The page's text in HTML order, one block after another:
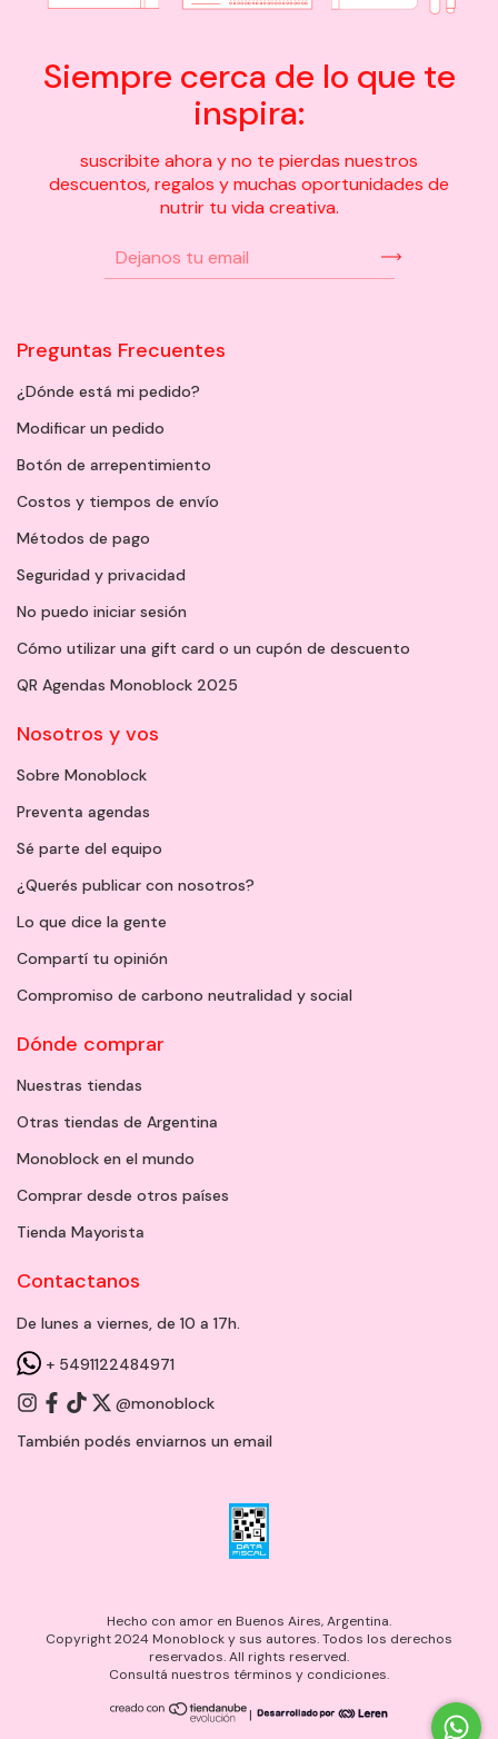
Siempre cerca de lo que te
inspira:
suscribite ahora y no te pierdas nuestros
descuentos, regalos y muchas oportunidades de
nutrir tu vida creativa.
Preguntas Frecuentes
¿Dónde está mi pedido?
Modificar un pedido
Botón de arrepentimiento
Costos y tiempos de envío
Métodos de pago
Seguridad y privacidad
No puedo iniciar sesión
Cómo utilizar una gift card o un cupón de descuento
QR Agendas Monoblock 2025
Nosotros y vos
Sobre Monoblock
Preventa agendas
Sé parte del equipo
¿Querés publicar con nosotros?
Lo que dice la gente
Compartí tu opinión
Compromiso de carbono neutralidad y social
Dónde comprar
Nuestras tiendas
Otras tiendas de Argentina
Monoblock en el mundo
Comprar desde otros países
Tienda Mayorista
Contactanos
De lunes a viernes, de 10 a 17h.
+ 5491122484971
@monoblock
También podés enviarnos un email
Hecho con amor en Buenos Aires, Argentina.
Copyright 2024 Monoblock y sus autores. Todos los derechos
reservados. All rights reserved.
Consultá nuestros términos y condiciones.
|